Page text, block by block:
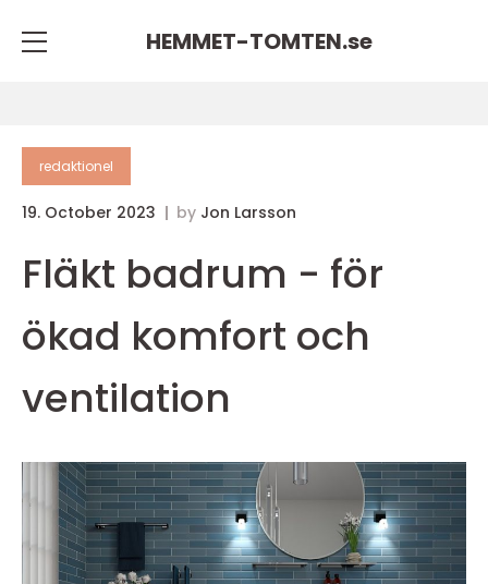
HEMMET-TOMTEN.se
redaktionel
19. October 2023 by Jon Larsson
Fläkt badrum - för
ökad komfort och
ventilation